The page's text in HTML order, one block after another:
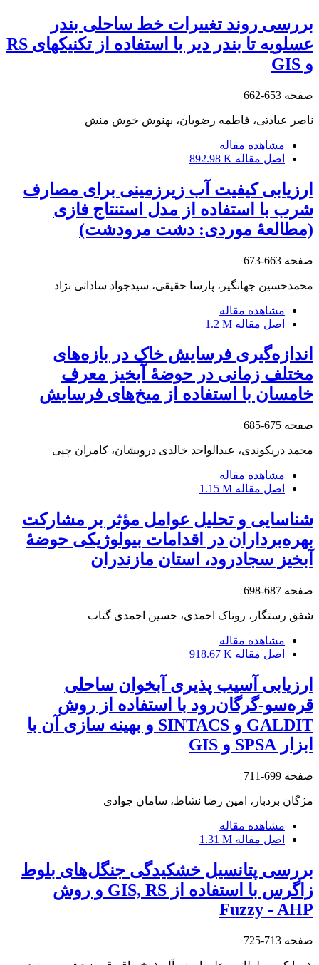
بررسی روند تغییرات خط ساحلی بندر
عسلویه تا بندر دیر با استفاده از تکنیکهای RS
و GIS
صفحه 653-662
ناصر عبادتی، فاطمه رضویان، بهنوش خوش ‏منش
مشاهده مقاله
اصل مقاله 892.98 K
ارزیابی کیفیت آب زیرزمینی برای مصارف
شرب با استفاده از مدل استنتاج فازی
(مطالعۀ موردی: دشت مرودشت)
صفحه 663-673
محمدحسین جهانگیر، پارسا حقیقی، سیدجواد ساداتی نژاد
مشاهده مقاله
اصل مقاله 1.2 M
اندازه‌گیری فرسایش خاک در بازه‌های
مختلف زمانی در حوضۀ آبخیز معرف
خامسان با استفاده از میخ‌های فرسایش
صفحه 675-685
محمد دریکوندی، عبدالواحد خالدی درویشان، کامران چپی
مشاهده مقاله
اصل مقاله 1.15 M
شناسایی و تحلیل عوامل مؤثر بر مشارکت
بهره‌برداران در اقدامات بیولوژیکی حوضۀ
آبخیز سجادرود، استان مازندران
صفحه 687-698
شفق رستگار، روناک احمدی، حسین احمدی گتاب
مشاهده مقاله
اصل مقاله 918.67 K
ارزیابی آسیب‏ پذیری آبخوان ساحلی
قره‌سو-گرگان‌رود با استفاده از روش
GALDIT و SINTACS و بهینه‏ سازی آن با
ابزار SPSA و GIS
صفحه 699-711
مژگان بردبار، امین رضا نشاط، سامان جوادی
مشاهده مقاله
اصل مقاله 1.31 M
بررسی پتانسیل خشکیدگی جنگل‌های بلوط
زاگرس با استفاده از GIS, RS و روش
Fuzzy - AHP
صفحه 713-725